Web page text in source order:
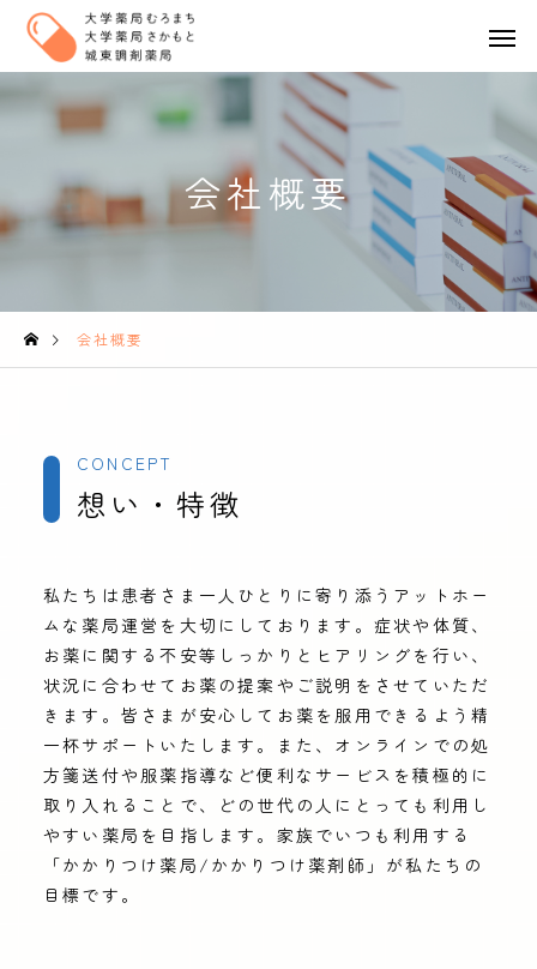
会社概要
会社概要
CONCEPT
想い・特徴
私たちは患者さま一人ひとりに寄り添うアットホー
ムな薬局運営を大切にしております。症状や体質、
お薬に関する不安等しっかりとヒアリングを行い、
状況に合わせてお薬の提案やご説明をさせていただ
きます。皆さまが安心してお薬を服用できるよう精
一杯サポートいたします。また、オンラインでの処
方箋送付や服薬指導など便利なサービスを積極的に
取り入れることで、どの世代の人にとっても利用し
やすい薬局を目指します。家族でいつも利用する
「かかりつけ薬局/かかりつけ薬剤師」が私たちの
目標です。